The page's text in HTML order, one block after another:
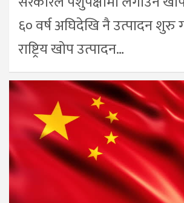
६० वर्ष अघिदेखि नै उत्पादन शुरु
राष्ट्रिय खोप उत्पादन…